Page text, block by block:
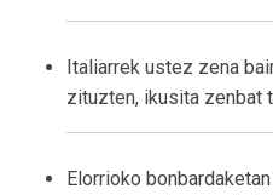
Italiarrek ustez zena
zituzten, ikusita zenbat
Elorrioko